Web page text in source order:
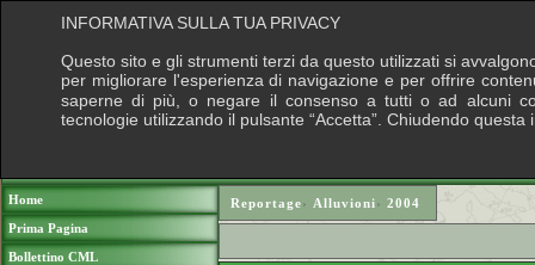
Home
Prima Pagina
Bollettino CML
Reportage› Alluvioni› 2004
INFORMATIVA SULLA TUA PRIVACY
Questo sito e gli strumenti terzi da questo utilizzati si
per migliorare l'esperienza di navigazione e per offrire
saperne di più, o negare il consenso a tutti o ad alcuni
tecnologie utilizzando il pulsante “Accetta”. Chiudendo